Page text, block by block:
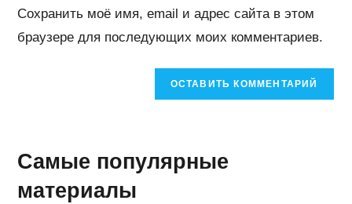
сайта
(необязательно)
Сохранить моё имя, email и адрес сайта в этом
браузере для последующих моих комментариев.
Самые популярные
материалы